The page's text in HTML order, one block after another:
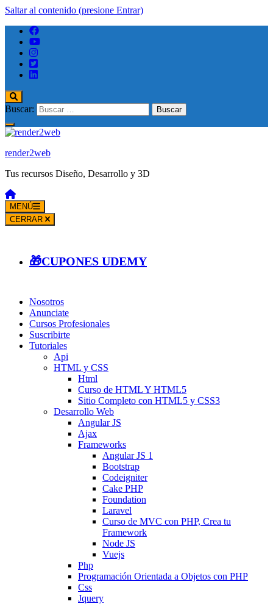
Saltar al contenido (presione Entrar)
Buscar:
render2web
Tus recursos Diseño, Desarrollo y 3D
MENÚ
CERRAR
🎁CUPONES UDEMY
Nosotros
Anunciate
Cursos Profesionales
Suscribirte
Tutoriales
Api
HTML y CSS
Html
Curso de HTML Y HTML5
Sitio Completo con HTML5 y CSS3
Desarrollo Web
Angular JS
Ajax
Frameworks
Angular JS 1
Bootstrap
Codeigniter
Cake PHP
Foundation
Laravel
Curso de MVC con PHP, Crea tu
Framework
Node JS
Vuejs
Php
Programación Orientada a Objetos con PHP
Css
Jquery